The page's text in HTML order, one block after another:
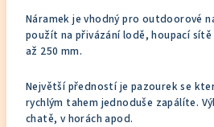
Náramek je vhodný pro outdoorové
použít na přivázání lodě, houpací
až 250 mm.
Největší předností je pazourek se
rychlým tahem jednoduše zapálíte.
chatě, v horách apod.